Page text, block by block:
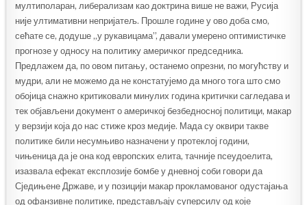
мултиполаран, либерализам као доктрина више не важи, Русија
није ултимативни непријатељ. Прошле године у ово доба смо,
сећате се, додуше „у рукавицама”, давали умерено оптимистичке
прогнозе у односу на политику америчког председника.
Предлажем да, по овом питању, останемо опрезни, по могућству и
мудри, али не можемо да не констатујемо да много тога што смо
обојица снажно критиковали минулих година критички сагледава и
тек објављени документ о америчкој безбедносној политици, макар
у верзији која до нас стиже кроз медије. Мада су оквири такве
политике били несумњиво назначени у протеклој години,
чињеница да је она код европских елита, тачније псеудоелита,
изазвала ефекат експлозије бомбе у дневној соби говори да
Сједињене Државе, и у позицији макар прокламованог одустајања
од офанзивне политике, представљају суперсилу од које